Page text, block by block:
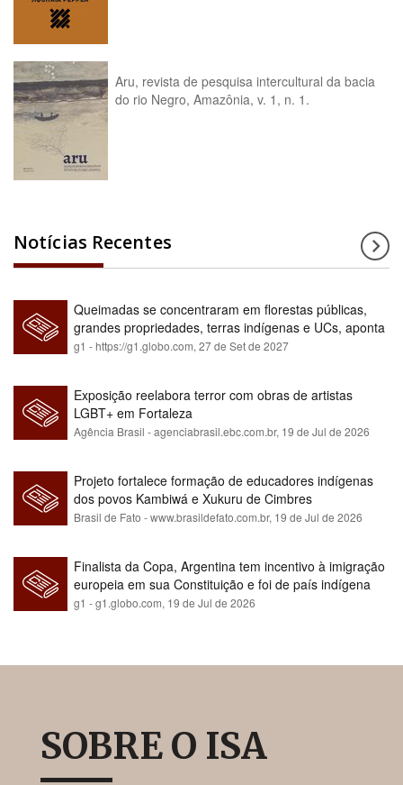
Aru, revista de pesquisa intercultural da bacia
do rio Negro, Amazônia, v. 1, n. 1.
Notícias Recentes
Queimadas se concentraram em florestas públicas,
grandes propriedades, terras indígenas e UCs, aponta
relatório
g1 - https://g1.globo.com,27 de Set de 2027
Exposição reelabora terror com obras de artistas
LGBT+ em Fortaleza
Agência Brasil - agenciabrasil.ebc.com.br, 19 de Jul de 2026
Projeto fortalece formação de educadores indígenas
dos povos Kambiwá e Xukuru de Cimbres
Brasil de Fato - www.brasildefato.com.br, 19 de Jul de 2026
Finalista da Copa, Argentina tem incentivo à imigração
europeia em sua Constituição e foi de país indígena
para maioria branca
g1 - g1.globo.com, 19 de Jul de 2026
SOBRE O ISA